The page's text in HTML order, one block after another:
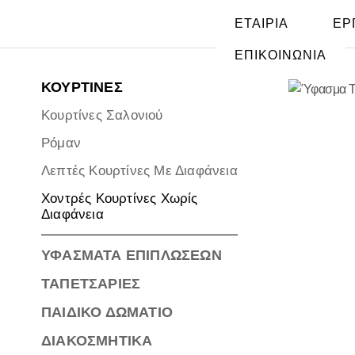
ΕΤΑΙΡΙΑ
ΕΠΙΚΟΙΝΩΝΙΑ
ΚΟΥΡΤΊΝΕΣ
Κουρτίνες Σαλονιού
Ρόμαν
Λεπτές Κουρτίνες Με Διαφάνεια
Χοντρές Κουρτίνες Χωρίς
Διαφάνεια
ΥΦΆΣΜΑΤΑ ΕΠΙΠΛΏΣΕΩΝ
ΤΑΠΕΤΣΑΡΊΕΣ
ΠΑΙΔΙΚΌ ΔΩΜΆΤΙΟ
ΔΙΑΚΟΣΜΗΤΙΚΆ
ΣΧΕΤΙΚΑ
ΜΕ
ΕΜΑΣ
ΥΠΗΡΕΣΙΕΣ
ΠΕΛΑΤΕΣ
ΕΡΓΑ
Beach
Clubs